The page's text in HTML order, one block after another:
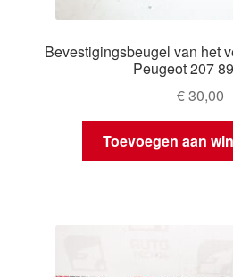
Bevestigingsbeugel van het
Peugeot 207
€30,00
Toevoegen aan